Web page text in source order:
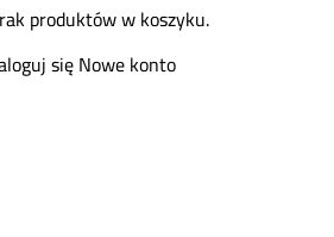
produktów w koszyku.
sięNowe konto